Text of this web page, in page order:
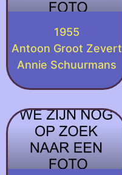
1955
Antoon Groot Zevert
Annie Schuurmans